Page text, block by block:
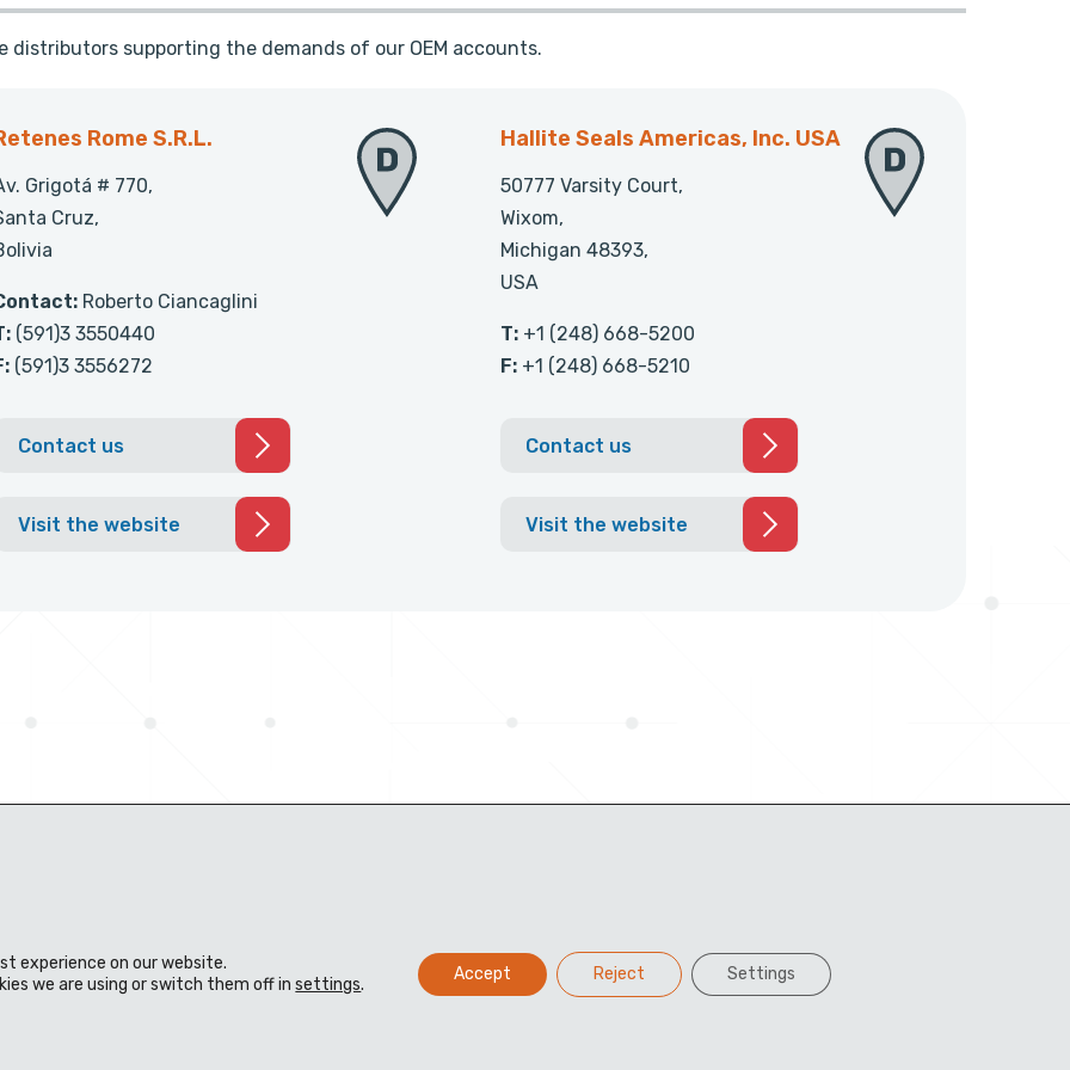
distributors supporting the demands of our OEM accounts.
Rome S.R.L.
Grigotá # 770,
Cruz,
Roberto Ciancaglini
(591)3 3550440
(591)3 3556272
Contact us
Visit the website
Hallite Seals Americas, Inc. USA
50777 Varsity Court,
Wixom,
Michigan 48393,
USA
T: +1 (248) 668-5200
F: +1 (248) 668-5210
Contact us
Visit the website
Materiais Distribuidores
Biblioteca técnica virtual
experience on our website.
we are using or switch them off insettings.
Accept Reject Settings